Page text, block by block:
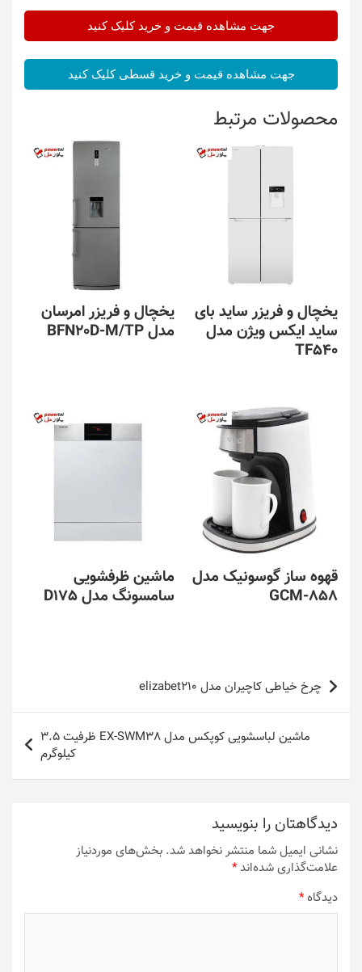
جهت مشاهده قیمت و خرید کلیک کنید
جهت مشاهده قیمت و خرید قسطی کلیک کنید
محصولات مرتبط
یخچال و فریزر ساید بای
ساید ایکس ویژن مدل
TF540
یخچال و فریزر امرسان
مدل BFN20D-M/TP
قهوه ساز گوسونیک مدل
GCM-858
ماشین ظرفشویی
سامسونگ مدل D175
راهبری
نوشته
چرخ خیاطی کاچیران مدل elizabet210
ماشین لباسشویی کوپکس مدل EX-SWM38 ظرفیت 3.5
کیلوگرم
دیدگاهتان را بنویسید
نشانی ایمیل شما منتشر نخواهد شد. بخش‌های موردنیاز
علامت‌گذاری شده‌اند*
دیدگاه*